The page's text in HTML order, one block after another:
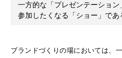
一方的な「プレゼンテーション
参加したくなる「ショー」であ
ブランドづくりの場においては、